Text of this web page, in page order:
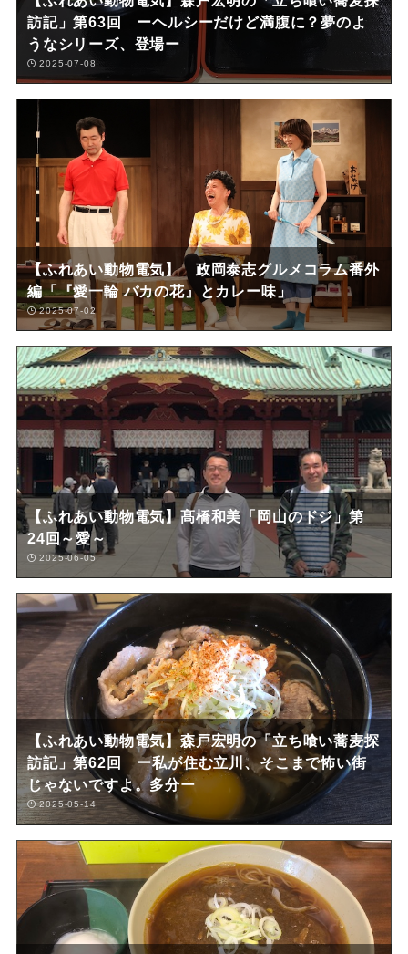
訪記」第63回 ーヘルシーだけど満腹に？夢のよ
うなシリーズ、登場ー
2025-07-08
【ふれあい動物電気】 政岡泰志グルメコラム番外
編「『愛一輪 バカの花』とカレー味」
2025-07-02
【ふれあい動物電気】髙橋和美「岡山のドジ」第
24回～愛～
2025-06-05
【ふれあい動物電気】森戸宏明の「立ち喰い蕎麦探
訪記」第62回 ー私が住む立川、そこまで怖い街
じゃないですよ。多分ー
2025-05-14